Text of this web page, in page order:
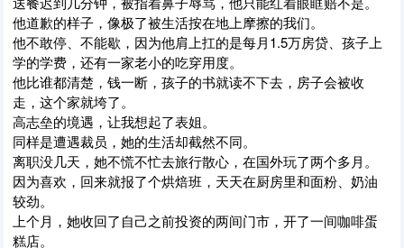
他道歉的样子，像极了被生活按在地上摩擦的我们。
他不敢停、不能歇，因为他肩上扛的是每月1.5万房贷、孩子上
学的学费，还有一家老小的吃穿用度。
他比谁都清楚，钱一断，孩子的书就读不下去，房子会被收
走，这个家就垮了。
高志垒的境遇，让我想起了表姐。
同样是遭遇裁员，她的生活却截然不同。
离职没几天，她不慌不忙去旅行散心，在国外玩了两个多月。
因为喜欢，回来就报了个烘焙班，天天在厨房里和面粉、奶油
较劲。
上个月，她收回了自己之前投资的两间门市，开了一间咖啡蛋
糕店。